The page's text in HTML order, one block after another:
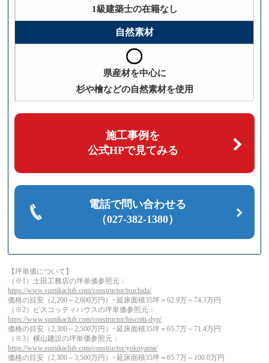
1級建築士の在籍なし
自然素材
県産材を中心に
杉や檜などの自然素材を使用
施工事例を
公式HPで見てみる
電話で問い合わせる
（027-382-1380）
【坪単価について】
（※1）土田工務店の坪単価参照元：
https://www.sumikaclub.com/constructor/tsuchida/
価格の目安（2,200～2,600万円）÷延床面積35坪＝62.9万～74.3万円
（※2）ビスコッティハウスの坪単価参照元：
https://www.sumikaclub.com/constructor/biscotti-dyp/
価格の目安（2,300～2,500万円）÷延床面積35坪＝65.7万～71.4万円
（※3）横山建設の坪単価参照元：
https://www.sumikaclub.com/constructor/yokoyama/
価格の目安（2,300～3,500万円）÷延床面積35坪＝65.7万～100.0万円